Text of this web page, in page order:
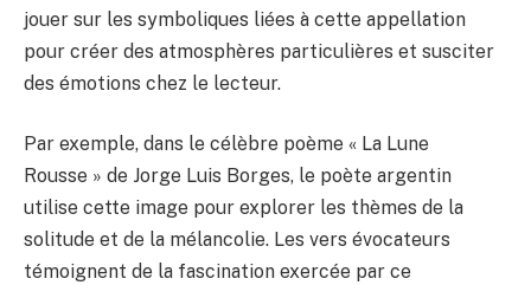
jouer sur les symboliques liées à cette appellation
pour créer des atmosphères particulières et susciter
des émotions chez le lecteur.
Par exemple, dans le célèbre poème « La Lune
Rousse » de Jorge Luis Borges, le poète argentin
utilise cette image pour explorer les thèmes de la
solitude et de la mélancolie. Les vers évocateurs
témoignent de la fascination exercée par ce